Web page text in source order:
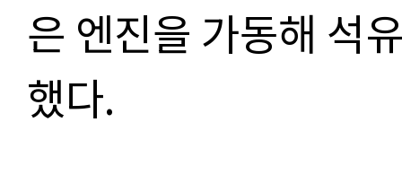
은 엔진을 가동해 석
했다.